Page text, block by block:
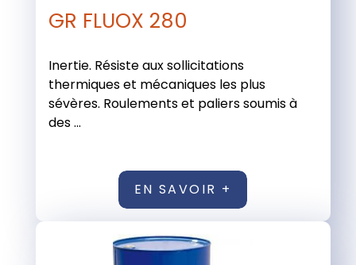
GR FLUOX 280
Inertie. Résiste aux sollicitations
thermiques et mécaniques les plus
sévères. Roulements et paliers soumis à
des ...
EN SAVOIR +